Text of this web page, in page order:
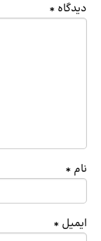
دیدگاه *
نام *
ایمیل *